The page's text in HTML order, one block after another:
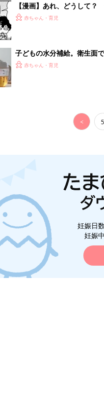
【漫画】あれ、どうして
がする……！『ふうふう子育
赤ちゃん・育児
子どもの水分補給。衛生面
く3つのコツとは？【専門家
赤ちゃん・育児
< 5
妊娠日
妊娠